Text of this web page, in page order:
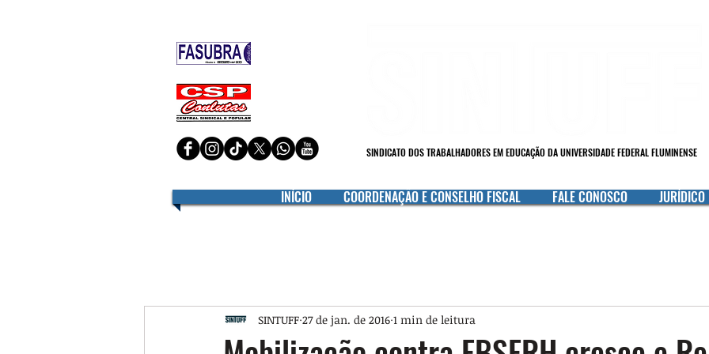
SINDICATO DOS TRABALHADORES EM EDUCAÇÃO DA UNIVERSIDADE FEDERAL FLUMINENSE
INÍCIO COORDENAÇÃO E CONSELHO FISCAL FALE CONOSCO JURÍDICO
SINTUFF 27 de jan. de 2016 1 min de leitura